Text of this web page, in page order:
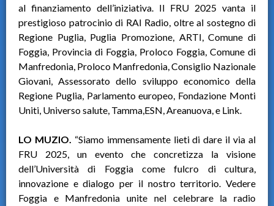
al finanziamento dell’iniziativa. Il FRU 2025 vanta il
prestigioso patrocinio di RAI Radio, oltre al sostegno di
Regione Puglia, Puglia Promozione, ARTI, Comune di
Foggia, Provincia di Foggia, Proloco Foggia, Comune di
Manfredonia, Proloco Manfredonia, Consiglio Nazionale
Giovani, Assessorato dello sviluppo economico della
Regione Puglia, Parlamento europeo, Fondazione Monti
Uniti, Universo salute, Tamma,ESN, Areanuova, e Link.
LO MUZIO. “Siamo immensamente lieti di dare il via al
FRU 2025, un evento che concretizza la visione
dell’Università di Foggia come fulcro di cultura,
innovazione e dialogo per il nostro territorio. Vedere
Foggia e Manfredonia unite nel celebrare la radio